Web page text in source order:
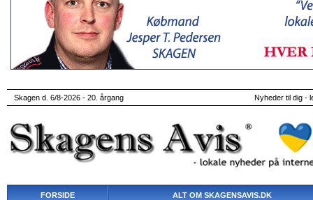
Skagen d. 6/8-2026 - 20. årgang Nyheder til dig -
FORSIDE ALT OM SKAGENSAVIS.DK